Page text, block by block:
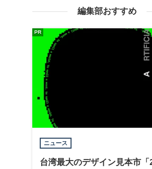
編集部おすすめ
ニュース
台湾最大のデザイン見本市「
PR